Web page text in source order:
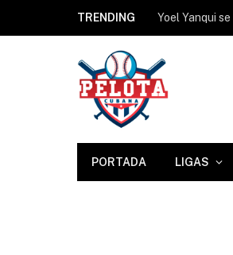
TRENDING
PORTADA LIGAS